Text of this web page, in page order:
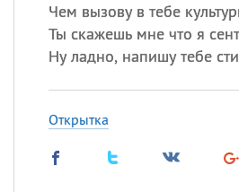
Чем вызову в тебе
Ты скажешь мне что я
Ну ладно, напишу тебе
Открытка